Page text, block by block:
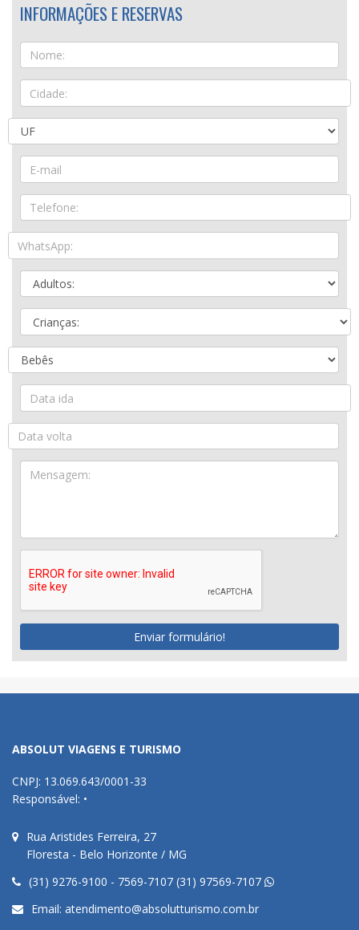
INFORMAÇÕES E RESERVAS
Enviar formulário!
ABSOLUT VIAGENS E TURISMO
CNPJ: 13.069.643/0001-33
Responsável: •
Rua Aristides Ferreira, 27
Floresta - Belo Horizonte / MG
(31) 9276-9100 - 7569-7107 (31) 97569-7107
Email: atendimento@absolutturismo.com.br